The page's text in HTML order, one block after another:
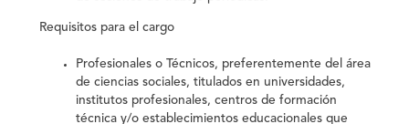
Requisitos para el cargo
Profesionales o Técnicos, preferentemente del área
de ciencias sociales, titulados en universidades,
institutos profesionales, centros de formación
técnica y/o establecimientos educacionales que